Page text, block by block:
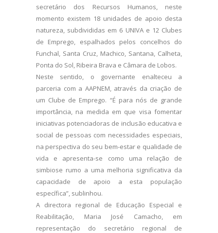
secretário dos Recursos Humanos, neste
momento existem 18 unidades de apoio desta
natureza, subdivididas em 6 UNIVA e 12 Clubes
de Emprego, espalhados pelos concelhos do
Funchal, Santa Cruz, Machico, Santana, Calheta,
Ponta do Sol, Ribeira Brava e Câmara de Lobos.
Neste sentido, o governante enalteceu a
parceria com a AAPNEM, através da criação de
um Clube de Emprego. “É para nós de grande
importância, na medida em que visa fomentar
iniciativas potenciadoras de inclusão educativa e
social de pessoas com necessidades especiais,
na perspectiva do seu bem-estar e qualidade de
vida e apresenta-se como uma relação de
simbiose rumo a uma melhoria significativa da
capacidade de apoio a esta população
específica”, sublinhou.
A directora regional de Educação Especial e
Reabilitação, Maria José Camacho, em
representação do secretário regional de